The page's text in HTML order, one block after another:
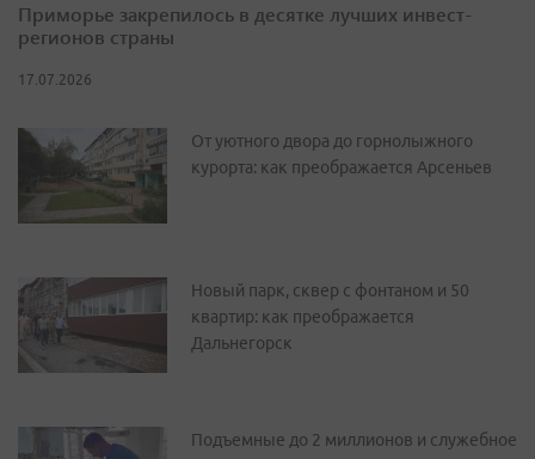
Приморье закрепилось в десятке лучших инвест-
регионов страны
17.07.2026
От уютного двора до горнолыжного
курорта: как преображается Арсеньев
Новый парк, сквер с фонтаном и 50
квартир: как преображается
Дальнегорск
Подъемные до 2 миллионов и служебное